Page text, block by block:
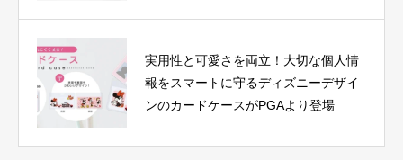
実用性と可愛さを両立！大切な個人情
報をスマートに守るディズニーデザイ
ンのカードケースがPGAより登場